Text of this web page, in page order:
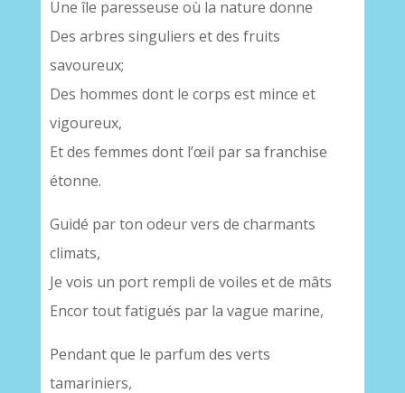
Une île paresseuse où la nature donne
Des arbres singuliers et des fruits
savoureux;
Des hommes dont le corps est mince et
vigoureux,
Et des femmes dont l’œil par sa franchise
étonne.
Guidé par ton odeur vers de charmants
climats,
Je vois un port rempli de voiles et de mâts
Encor tout fatigués par la vague marine,
Pendant que le parfum des verts
tamariniers,